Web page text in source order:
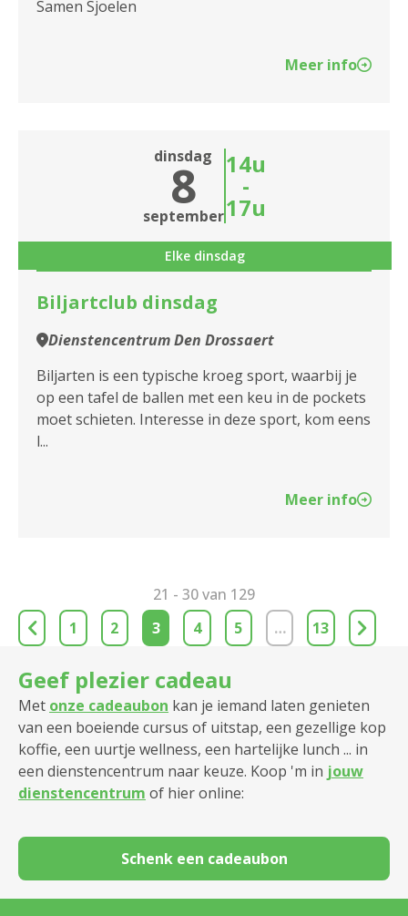
Samen Sjoelen
Meer info
dinsdag
8
september
14u
-
17u
Elke dinsdag
Biljartclub dinsdag
Dienstencentrum Den Drossaert
Biljarten is een typische kroeg sport, waarbij je
op een tafel de ballen met een keu in de pockets
moet schieten. Interesse in deze sport, kom eens
l...
Meer info
21 - 30 van 129
1
2 3 4 5 … 13
Geef plezier cadeau
Met onze cadeaubon kan je iemand laten genieten
van een boeiende cursus of uitstap, een gezellige kop
koffie, een uurtje wellness, een hartelijke lunch ... in
een dienstencentrum naar keuze. Koop 'm in jouw
dienstencentrum of hier online:
Schenk een cadeaubon